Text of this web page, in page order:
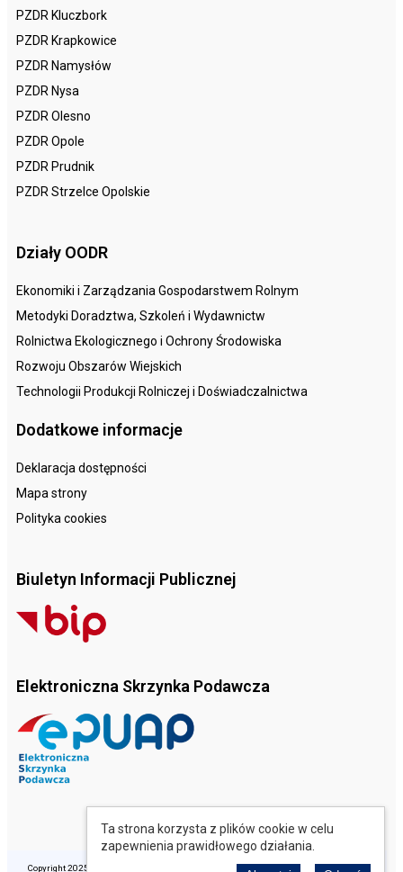
PZDR Kluczbork
PZDR Krapkowice
PZDR Namysłów
PZDR Nysa
PZDR Olesno
PZDR Opole
PZDR Prudnik
PZDR Strzelce Opolskie
Działy OODR
Ekonomiki i Zarządzania Gospodarstwem Rolnym
Metodyki Doradztwa, Szkoleń i Wydawnictw
Rolnictwa Ekologicznego i Ochrony Środowiska
Rozwoju Obszarów Wiejskich
Technologii Produkcji Rolniczej i Doświadczalnictwa
Dodatkowe informacje
Deklaracja dostępności
Mapa strony
Polityka cookies
Biuletyn Informacji Publicznej
Elektroniczna Skrzynka Podawcza
Copyright 2025 © Opolski Ośrodek Doradztwa Rolniczego. Wszelkie prawa zastrzeżone.
Ta strona korzysta z plików cookie w celu
zapewnienia prawidłowego działania.